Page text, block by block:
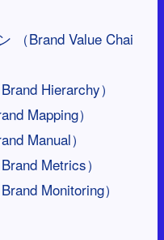
（Brand Value Chai
Hierarchy）
Mapping）
Manual）
Metrics）
Monitoring）